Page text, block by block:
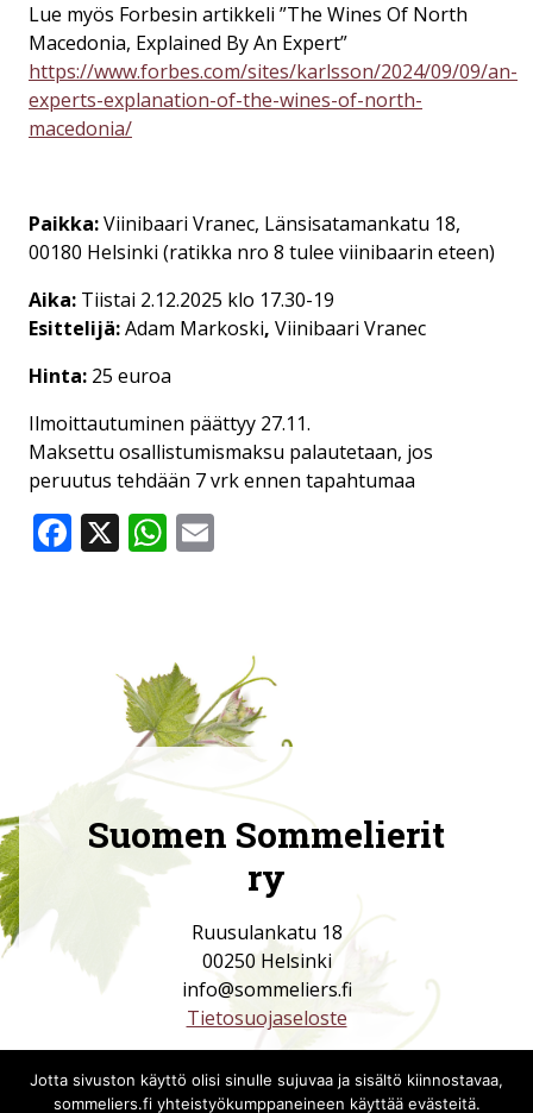
Lue myös Forbesin artikkeli ”The Wines Of North
Macedonia, Explained By An Expert”
https://www.forbes.com/sites/karlsson/2024/09/09/an-
experts-explanation-of-the-wines-of-north-
macedonia/
Paikka:Viinibaari Vranec, Länsisatamankatu 18,
00180 Helsinki (ratikka nro 8 tulee viinibaarin eteen)
Aika: Tiistai 2.12.2025 klo 17.30-19
Esittelijä:Adam Markoski, Viinibaari Vranec
Hinta: 25 euroa
Ilmoittautuminen päättyy 27.11.
Maksettu osallistumismaksu palautetaan, jos
peruutus tehdään 7 vrk ennen tapahtumaa
Facebook
X WhatsApp
Suomen Sommelierit
ry
Ruusulankatu 18
00250 Helsinki
info@sommeliers.fi
Tietosuojaseloste
Jotta sivuston käyttö olisi sinulle sujuvaa ja sisältö kiinnostavaa,
sommeliers.fi yhteistyökumppaneineen käyttää evästeitä.